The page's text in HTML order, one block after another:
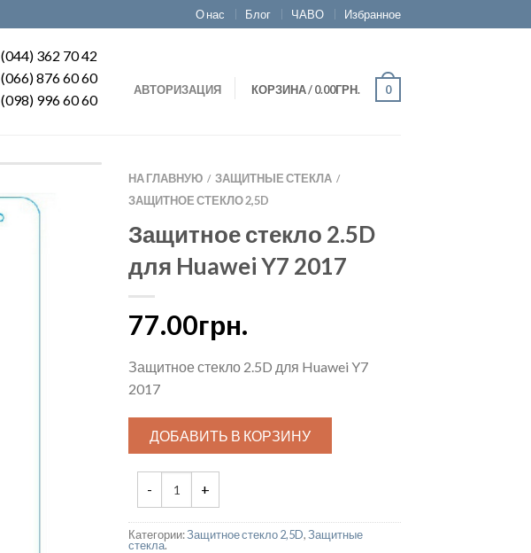
(044) 362 70 42
(066) 876 60 60
(098) 996 60 60
О нас Блог ЧАВО Избранное
АВТОРИЗАЦИЯ КОРЗИНА/0.00ГРН. 0
НА ГЛАВНУЮ / ЗАЩИТНЫЕ СТЕКЛА /
ЗАЩИТНОЕ СТЕКЛО 2,5D
Защитное стекло 2.5D
для Huawei Y7 2017
77.00грн.
Защитное стекло 2.5D для Huawei Y7
2017
ДОБАВИТЬ В КОРЗИНУ
Категории:Защитное стекло 2,5D,Защитные
стекла.